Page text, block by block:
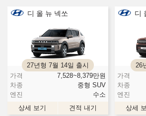
디 올 뉴 넥쏘
27년형 7월 14일 출시
가격
7,528~8,379만원
차종
중형 SUV
엔진
수소
상세 보기
견적 내기
디
26
가격
차종
엔진
상세